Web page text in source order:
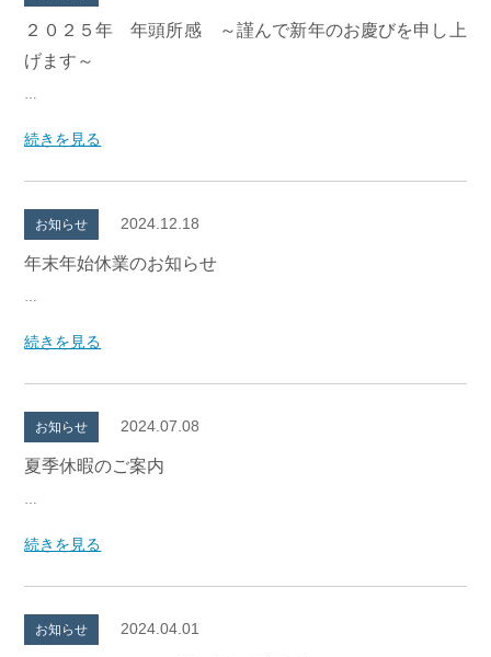
２０２５年 年頭所感 ～謹んで新年のお慶びを申し上
げます～
…
続きを見る
お知らせ 2024.12.18
年末年始休業のお知らせ
…
続きを見る
お知らせ 2024.07.08
夏季休暇のご案内
…
続きを見る
お知らせ 2024.04.01